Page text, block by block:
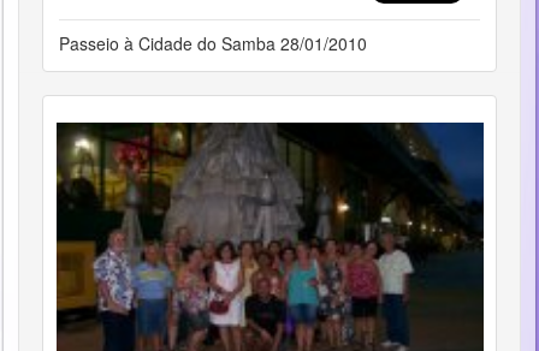
Passeio à Cidade do Samba 28/01/2010